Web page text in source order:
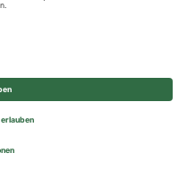
rights reserved